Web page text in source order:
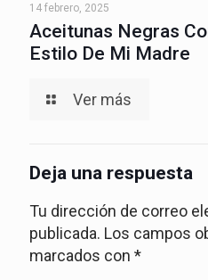
14 febrero, 2025
Aceitunas Negras
Estilo De Mi Madre
Ver más
Deja una respuesta
Tu dirección de correo
publicada. Los campos
marcados con *